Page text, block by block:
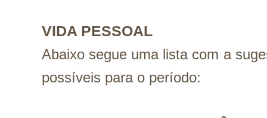
VIDA PESSOAL
Abaixo segue uma lista com a
possíveis para o período: